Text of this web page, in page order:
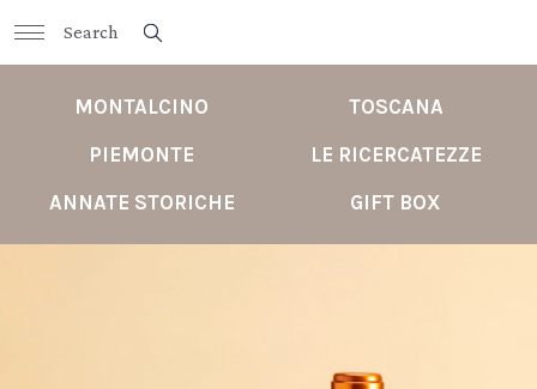
MONTALCINO
TOSCANA
PIEMONTE
LE RICERCATEZZE
ANNATE STORICHE
GIFT BOX